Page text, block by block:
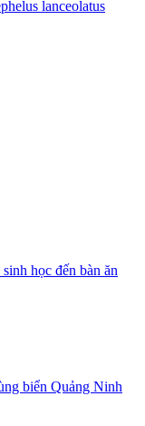
lanceolatus
học đến bàn ăn
biển Quảng Ninh